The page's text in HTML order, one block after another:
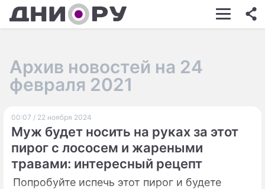
ШОУ-БИЗНЕС
КИНО
ЭКОНОМИКА
ПРОИСШЕСТВИЯ
Архив новостей на 24
февраля 2021
00:07 / 22 ноября 2024
Муж будет носить на руках за этот
пирог с лососем и жареными
травами: интересный рецепт
Попробуйте испечь этот пирог и будете